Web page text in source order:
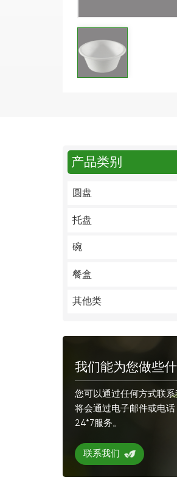
产品类别
圆盘
托盘
碗
餐盒
其他类
我们能为您做些
您可以通过任何方式联
将会通过电子邮件或电
24*7服务。
联系我们